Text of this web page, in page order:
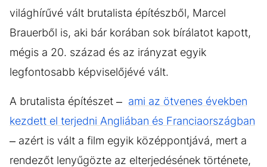
világhírűvé vált brutalista építészből, Marcel
Brauerből is, aki bár korában sok bírálatot kapott,
mégis a 20. század és az irányzat egyik
legfontosabb képviselőjévé vált.
A brutalista építészet – ami az ötvenes években
kezdett el terjedni Angliában és Franciaországban
– azért is vált a film egyik középpontjává, mert a
rendezőt lenyűgözte az elterjedésének története,